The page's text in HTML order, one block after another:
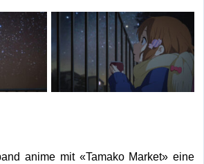
anime mit «Tamako Market» eine